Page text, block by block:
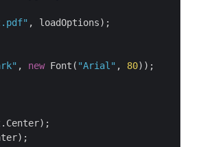
, loadOptions);
, new Font( "Arial" , 80));